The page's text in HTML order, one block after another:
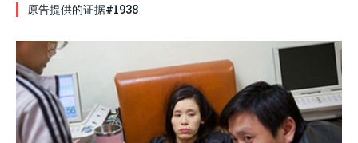
原告提供的证据#1938